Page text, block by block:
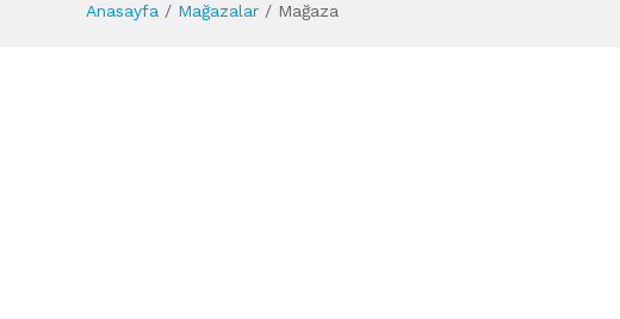
Anasayfa Mağazalar Mağaza